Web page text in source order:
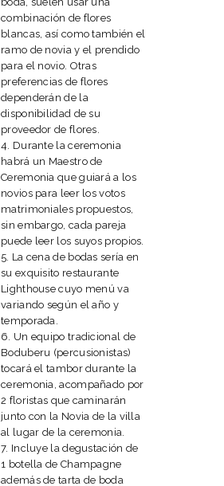
combinación de flores
blancas, así como también el
ramo de novia y el prendido
para el novio. Otras
preferencias de flores
dependerán de la
disponibilidad de su
proveedor de flores.
4. Durante la ceremonia
habrá un Maestro de
Ceremonia que guiará a los
novios para leer los votos
matrimoniales propuestos,
sin embargo, cada pareja
puede leer los suyos propios.
5. La cena de bodas sería en
su exquisito restaurante
Lighthouse cuyo menú va
variando según el año y
temporada.
6. Un equipo tradicional de
Boduberu (percusionistas)
tocará el tambor durante la
ceremonia, acompañado por
2 floristas que caminarán
junto con la Novia de la villa
al lugar de la ceremonia.
7. Incluye la degustación de
1 botella de Champagne
además de tarta de boda